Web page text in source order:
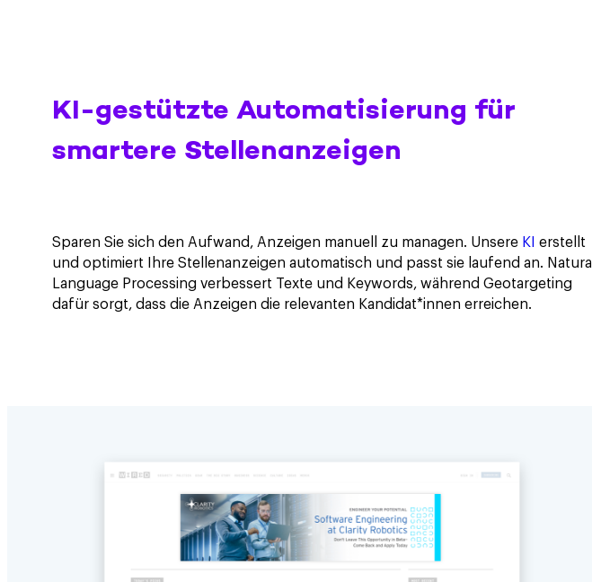
KI-gestützte Automatisierung für
smartere Stellenanzeigen
Sparen Sie sich den Aufwand, Anzeigen manuell zu managen. Unsere KI
erstellt
und optimiert Ihre Stellenanzeigen automatisch und passt sie laufend an. Natural
Language Processing verbessert Texte und Keywords, während Geotargeting
dafür sorgt, dass die Anzeigen die relevanten Kandidat*innen erreichen.